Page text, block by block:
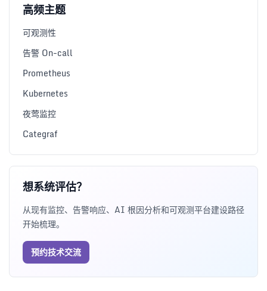
高频主题
可观测性
告警 On-call
Prometheus
Kubernetes
夜莺监控
Categraf
想系统评估？
从现有监控、告警响应、AI 根因分析和可观测平台建设路径
开始梳理。
预约技术交流